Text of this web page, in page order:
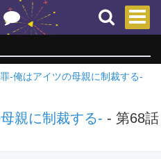
-俺はアイツの母親に制裁する-
親に制裁する- - 第68話